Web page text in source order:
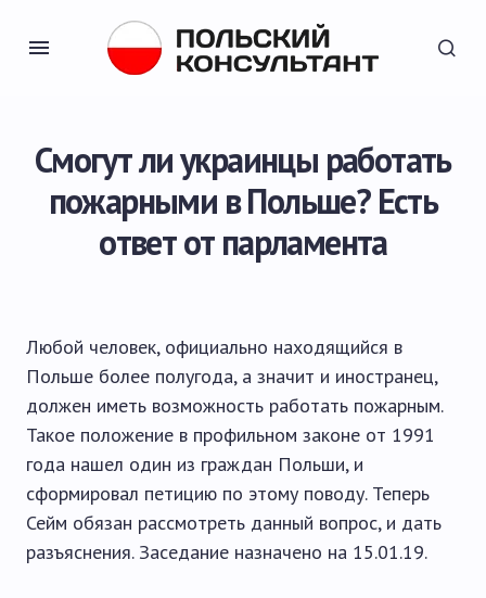
Смогут ли украинцы работать
пожарными в Польше? Есть
ответ от парламента
Любой человек, официально находящийся в
Польше более полугода, а значит и иностранец,
должен иметь возможность работать пожарным.
Такое положение в профильном законе от 1991
года нашел один из граждан Польши, и
сформировал петицию по этому поводу. Теперь
Сейм обязан рассмотреть данный вопрос, и дать
разъяснения. Заседание назначено на 15.01.19.